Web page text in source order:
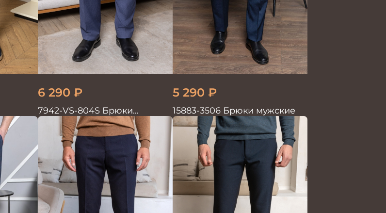
6 290 ₽
7942-VS-804S Брюки
мужские
5 290 ₽
15883-3506 Брюки мужские